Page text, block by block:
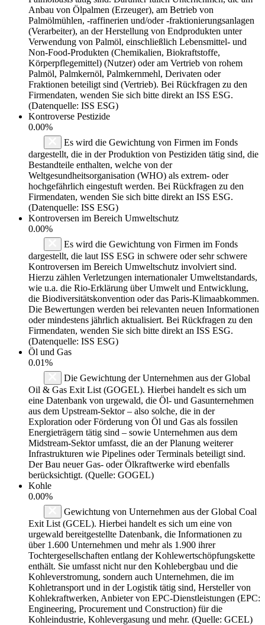
Anbau von Ölpalmen (Erzeuger), am Betrieb von
Palmölmühlen, -raffinerien und/oder -fraktionierungsanlagen
(Verarbeiter), an der Herstellung von Endprodukten unter
Verwendung von Palmöl, einschließlich Lebensmittel- und
Non-Food-Produkten (Chemikalien, Biokraftstoffe,
Körperpflegemittel) (Nutzer) oder am Vertrieb von rohem
Palmöl, Palmkernöl, Palmkernmehl, Derivaten oder
Fraktionen beteiligt sind (Vertrieb). Bei Rückfragen zu den
Firmendaten, wenden Sie sich bitte direkt an ISS ESG.
(Datenquelle: ISS ESG)
Kontroverse Pestizide
0.00%
Es wird die Gewichtung von Firmen im Fonds
dargestellt, die in der Produktion von Pestiziden tätig sind, die
Bestandteile enthalten, welche von der
Weltgesundheitsorganisation (WHO) als extrem- oder
hochgefährlich eingestuft werden. Bei Rückfragen zu den
Firmendaten, wenden Sie sich bitte direkt an ISS ESG.
(Datenquelle: ISS ESG)
Kontroversen im Bereich Umweltschutz
0.00%
Es wird die Gewichtung von Firmen im Fonds
dargestellt, die laut ISS ESG in schwere oder sehr schwere
Kontroversen im Bereich Umweltschutz involviert sind.
Hierzu zählen Verletzungen internationaler Umweltstandards,
wie u.a. die Rio-Erklärung über Umwelt und Entwicklung,
die Biodiversitätskonvention oder das Paris-Klimaabkommen.
Die Bewertungen werden bei relevanten neuen Informationen
oder mindestens jährlich aktualisiert. Bei Rückfragen zu den
Firmendaten, wenden Sie sich bitte direkt an ISS ESG.
(Datenquelle: ISS ESG)
Öl und Gas
0.01%
Die Gewichtung der Unternehmen aus der Global
Oil & Gas Exit List (GOGEL). Hierbei handelt es sich um
eine Datenbank von urgewald, die Öl- und Gasunternehmen
aus dem Upstream-Sektor – also solche, die in der
Exploration oder Förderung von Öl und Gas als fossilen
Energieträgern tätig sind – sowie Unternehmen aus dem
Midstream-Sektor umfasst, die an der Planung weiterer
Infrastrukturen wie Pipelines oder Terminals beteiligt sind.
Der Bau neuer Gas- oder Ölkraftwerke wird ebenfalls
berücksichtigt. (Quelle: GOGEL)
Kohle
0.00%
Gewichtung von Unternehmen aus der Global Coal
Exit List (GCEL). Hierbei handelt es sich um eine von
urgewald bereitgestellte Datenbank, die Informationen zu
über 1.600 Unternehmen und mehr als 1.900 ihrer
Tochtergesellschaften entlang der Kohlewertschöpfungskette
enthält. Sie umfasst nicht nur den Kohlebergbau und die
Kohleverstromung, sondern auch Unternehmen, die im
Kohletransport und in der Logistik tätig sind, Hersteller von
Kohlekraftwerken, Anbieter von EPC-Dienstleistungen (EPC:
Engineering, Procurement und Construction) für die
Kohleindustrie, Kohlevergasung und mehr. (Quelle: GCEL)